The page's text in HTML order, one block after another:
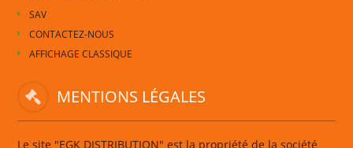
SAV
CONTACTEZ-NOUS
AFFICHAGE CLASSIQUE
MENTIONS LÉGALES
Le site "EGK DISTRIBUTION" est la propriété de la société